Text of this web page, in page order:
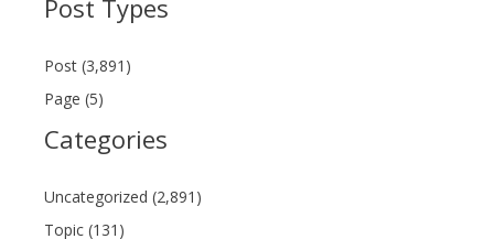
Post Types
Post (3,891)
Page (5)
Categories
Uncategorized (2,891)
Topic (131)